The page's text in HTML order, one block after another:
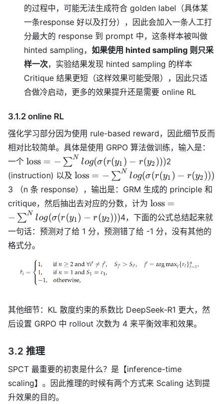
的过程中，可能无法生成符合 golden label（具体某
一条response 好以及打分），因此会加入一条人工打
分最大的 response 到 prompt 中，这条样本被叫做
hinted sampling， 如果使用 hinted sampling 则只采
样一次，实验结果发现 hinted sampling 的样本
Critique 结果更短（这样效果可能受限），因此只适
合做冷启动，更多的效果提升还是需要 online RL
3.1.2 online RL
强化学习部分因为使用 rule-based reward，因此细节反而
相对比较简单。具体是使用 GRPO 算法做训练，输入是：
一个 \text{loss} = -
\sum^{N}
log(\sigma(r(y_1)
- r(y_2)))
loss = − ∑N log(σ(r(y1 ) − r(y2)))2
(instruction) 以及 \text{loss} = -
\sum^{N}
log(\sigma(r(y_1)
- r(y_2)))
loss = − ∑N log(σ(r(y1 ) − r(y2)))
3 （n 条 response），输出是：GRM 生成的 principle 和
critique，然后抽出去对应的分数，计为 \text{loss} = -
\sum^{N}
- r(y_2)))
loss =
− ∑N log(σ(r(y1) − r(y2)))4，下面的公式总结起来就
一句话：预测对了给 1 分，预测错了给 -1 分，没有其他的
格式分。
其他细节：KL 散度约束的系数比 DeepSeek-R1 更大，然
后设置 GRPO 中 rollout 次数为 4 来平衡效率和效果。
3.2 推理
SPCT 最重要的初衷是什么？是【inference-time
scaling】。因此推理的时候有两个方式来 Scaling 达到提
升效果的目的。